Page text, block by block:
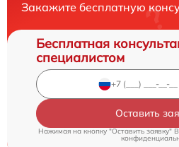
Закажите бесплатную
Бесплатная
специалистом
Оставить
Нажимая на кнопку "Оставить заявку"